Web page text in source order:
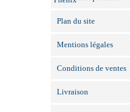
Plan du site
Mentions légales
Conditions de ventes
Livraison